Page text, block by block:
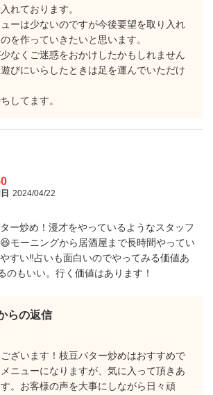
れております。
ーは少ないのですが今後要望を取り入れ
を作っていきたいと思います。
なくご迷惑をおかけしたかもしれません
びにいらしたときは足を運んでいただけ
してます。
2024/04/22
ー炒め！漫才をやっているようなスタッフ
モーニングから居酒屋まで長時間やってい
すい‼️占いも面白いのでやってみる価値あ
のもいい。行く価値はあります！
らの返信
ざいます！枝豆バター炒めはおすすめで
ニューになりますが、気に入って頂きあ
。お客様の声を大事にしながら日々頑